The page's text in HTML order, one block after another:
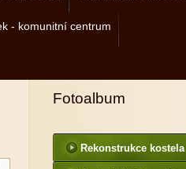
- komunitní centrum
Fotoalbum
Rekonstrukce kostela